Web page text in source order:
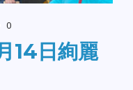
0
14日絢麗